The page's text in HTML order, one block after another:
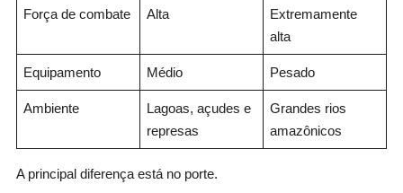
Força de combate Alta
Extremamente
alta
Equipamento Médio Pesado
Ambiente
Lagoas, açudes e
represas
Grandes rios
amazônicos
A principal diferença está no porte.